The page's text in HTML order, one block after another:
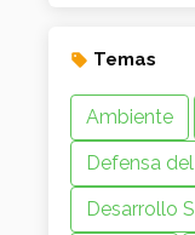
Temas
Ambiente
Defensa
Desarrollo